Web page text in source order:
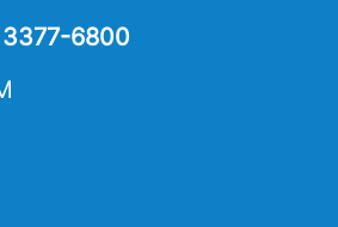
3377-6800